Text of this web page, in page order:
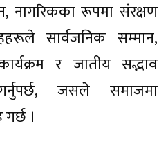
नागरिकका रूपमा संरक्षण
सार्वजनिक सम्मान,
र जातीय सद्भाव
जसले समाजमा
।